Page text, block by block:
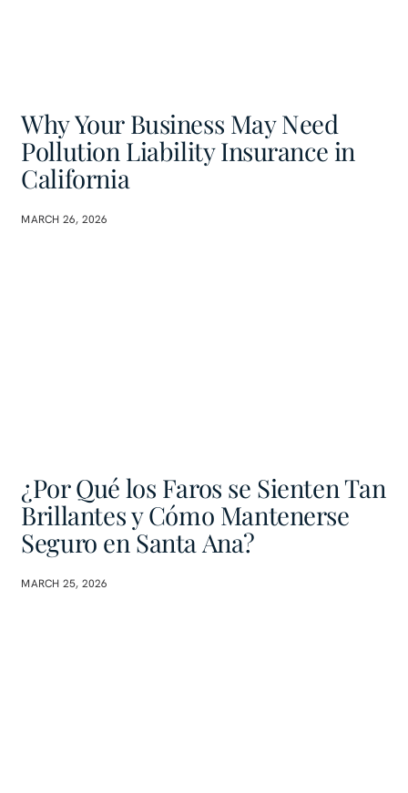
Why Your Business May Need
Pollution Liability Insurance in
California
MARCH 26, 2026
¿Por Qué los Faros se Sienten Tan
Brillantes y Cómo Mantenerse
Seguro en Santa Ana?
MARCH 25, 2026